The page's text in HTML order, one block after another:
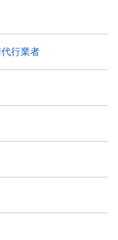
行業者